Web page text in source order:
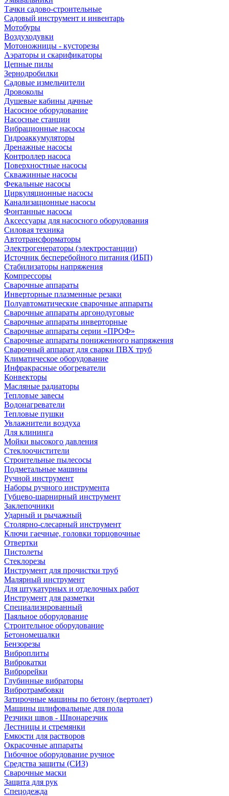
Тачки садово-строительные
Садовый инструмент и инвентарь
Мотобуры
Воздуходувки
Мотоножницы - кусторезы
Аэраторы и скарификаторы
Цепные пилы
Зернодробилки
Садовые измельчители
Дровоколы
Душевые кабины дачные
Насосное оборудование
Насосные станции
Вибрационные насосы
Гидроаккумуляторы
Дренажные насосы
Контроллер насоса
Поверхностные насосы
Скважинные насосы
Фекальные насосы
Циркуляционные насосы
Канализационные насосы
Фонтанные насосы
Аксессуары для насосного оборудования
Силовая техника
Автотрансформаторы
Электрогенераторы (электростанции)
Источник бесперебойного питания (ИБП)
Стабилизаторы напряжения
Компрессоры
Сварочные аппараты
Инверторные плазменные резаки
Полуавтоматические сварочные аппараты
Сварочные аппараты аргонодуговые
Сварочные аппараты инверторные
Сварочные аппараты серии «ПРОФ»
Сварочные аппараты пониженного напряжения
Сварочный аппарат для сварки ПВХ труб
Климатическое оборудование
Инфракрасные обогреватели
Конвекторы
Масляные радиаторы
Тепловые завесы
Водонагреватели
Тепловые пушки
Увлажнители воздуха
Для клининга
Мойки высокого давления
Стеклоочистители
Строительные пылесосы
Подметальные машины
Ручной инструмент
Наборы ручного инструмента
Губцево-шарнирный инструмент
Заклепочники
Ударный и рычажный
Столярно-слесарный инструмент
Ключи гаечные, головки торцовочные
Отвертки
Пистолеты
Стеклорезы
Инструмент для прочистки труб
Малярный инструмент
Для штукатурных и отделочных работ
Инструмент для разметки
Специализированный
Паяльное оборудование
Строительное оборудование
Бетономешалки
Бензорезы
Виброплиты
Виброкатки
Виброрейки
Глубинные вибраторы
Вибротрамбовки
Затирочные машины по бетону (вертолет)
Машины шлифовальные для пола
Резчики швов - Швонарезчик
Лестницы и стремянки
Емкости для растворов
Окрасочные аппараты
Гибочное оборудование ручное
Средства защиты (СИЗ)
Сварочные маски
Защита для рук
Спецодежда